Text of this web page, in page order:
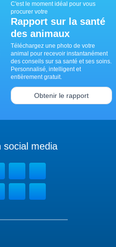
C'est le moment idéal pour vous
procurer votre
Rapport sur la santé
des animaux
Téléchargez une photo de votre
animal pour recevoir instantanément
des conseils sur sa santé et ses soins.
Personnalisé, intelligent et
entièrement gratuit.
Obtenir le rapport
social media